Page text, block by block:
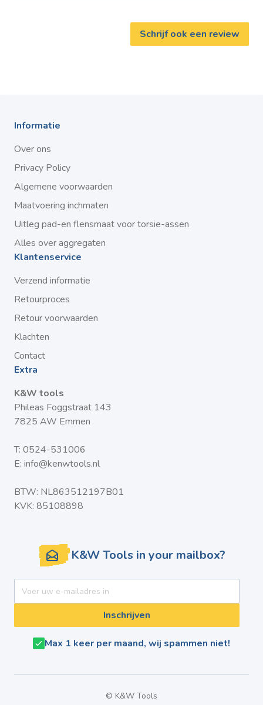
Schrijf ook een review
Informatie
Over ons
Privacy Policy
Algemene voorwaarden
Maatvoering inchmaten
Uitleg pad-en flensmaat voor torsie-assen
Alles over aggregaten
Klantenservice
Verzend informatie
Retourproces
Retour voorwaarden
Klachten
Contact
Extra
K&W tools
Phileas Foggstraat 143
7825 AW Emmen
T: 0524-531006
E: info@kenwtools.nl
BTW: NL863512197B01
KVK: 85108898
K&W Tools in your mailbox?
Inschrijven
Max 1 keer per maand, wij spammen niet!
© K&W Tools